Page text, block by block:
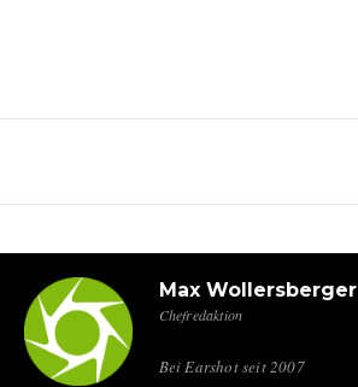
Max Wollersberger
Chefredaktion
Bei Earshot seit 2007